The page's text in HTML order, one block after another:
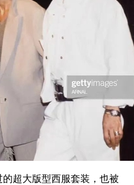
超大版型西服套装，也被